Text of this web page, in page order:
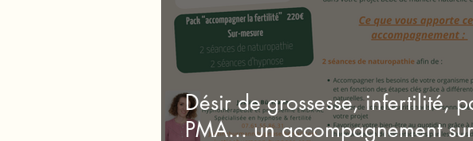
Désir de grossesse, infertilité,
PMA... un accompagnement sur-